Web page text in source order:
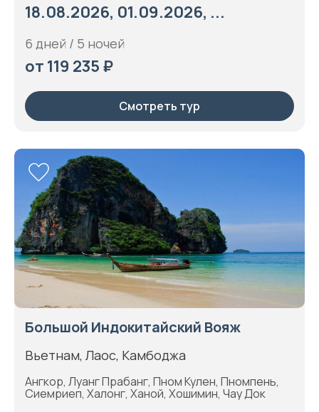
18.08.2026, 01.09.2026, ...
6 дней / 5 ночей
от 119 235 ₽
Смотреть тур
Большой Индокитайский Вояж
Вьетнам, Лаос, Камбоджа
Ангкор, Луанг Прабанг, Пном Кулен, Пномпень,
Сиемриеп, Халонг, Ханой, Хошимин, Чау Док